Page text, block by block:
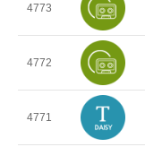
4773
4772
4771